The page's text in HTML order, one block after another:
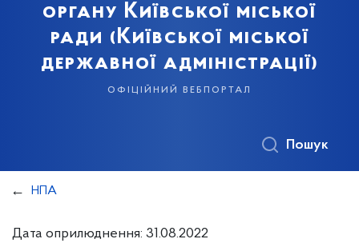
органу Київської міської
ради (Київської міської
державної адміністрації)
офіційний вебпортал
Пошук
НПА
Дата оприлюднення: 31.08.2022